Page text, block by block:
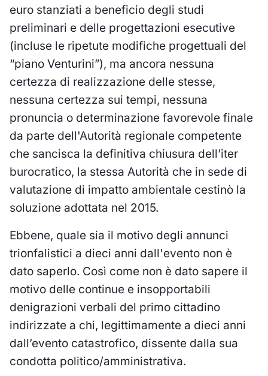
euro stanziati a beneficio degli studi
preliminari e delle progettazioni esecutive
(incluse le ripetute modifiche progettuali del
“piano Venturini”), ma ancora nessuna
certezza di realizzazione delle stesse,
nessuna certezza sui tempi, nessuna
pronuncia o determinazione favorevole finale
da parte dell'Autorità regionale competente
che sancisca la definitiva chiusura dell’iter
burocratico, la stessa Autorità che in sede di
valutazione di impatto ambientale cestinò la
soluzione adottata nel 2015.
Ebbene, quale sia il motivo degli annunci
trionfalistici a dieci anni dall'evento non è
dato saperlo. Così come non è dato sapere il
motivo delle continue e insopportabili
denigrazioni verbali del primo cittadino
indirizzate a chi, legittimamente a dieci anni
dall’evento catastrofico, dissente dalla sua
condotta politico/amministrativa.